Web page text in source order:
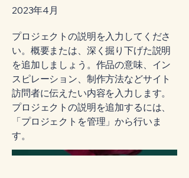
2023年4月
プロジェクトの説明を入力してくださ
い。概要または、深く掘り下げた説明
を追加しましょう。作品の意味、イン
スピレーション、制作方法などサイト
訪問者に伝えたい内容を入力します。
プロジェクトの説明を追加するには、
「プロジェクトを管理」から行いま
す。